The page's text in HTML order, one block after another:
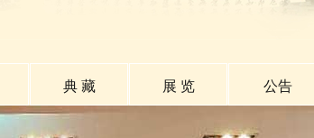
典 藏 展 览 公告